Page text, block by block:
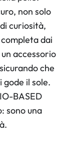
non solo
curiosità,
dai
accessorio
che
il sole.
BASED
sono una